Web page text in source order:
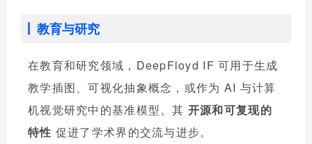
教育与研究
在教育和研究领域，DeepFloyd IF 可用于生成
教学插图、可视化抽象概念，或作为 AI 与计算
机视觉研究中的基准模型。其 开源和可复现的
特性 促进了学术界的交流与进步。